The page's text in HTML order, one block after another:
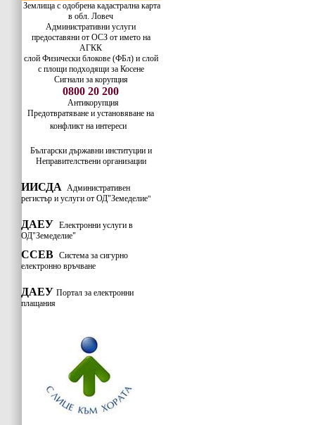
Землища с одобрена кадастрална карта
в обл. Ловеч
Административни услуги
предоставяни от ОСЗ от името на
АГКК
слой Физически блокове (ФБл) и слой
с площи подходящи за Косене
Сигнали за корупция
0800 20 200
Антикорупция
Предотвратяване и установяване на
конфликт на интереси
Български държавни институции и
Неправителствени организации
ИИСДА Административен
регистър и услуги от ОД"Земеделие"
ДАЕУ Електронни услуги в
ОД"Земеделие"
ССЕВ Система за сигурно
електронно връчване
ДАЕУ Портал за електронни
плащания